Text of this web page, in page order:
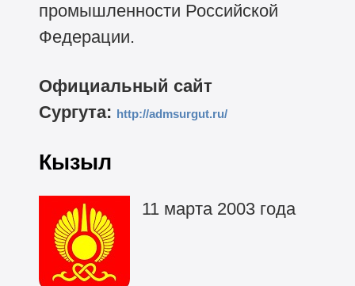
промышленности Российской
Федерации.
Официальный сайт
Сургута: http://admsurgut.ru/
Кызыл
11 марта 2003 года